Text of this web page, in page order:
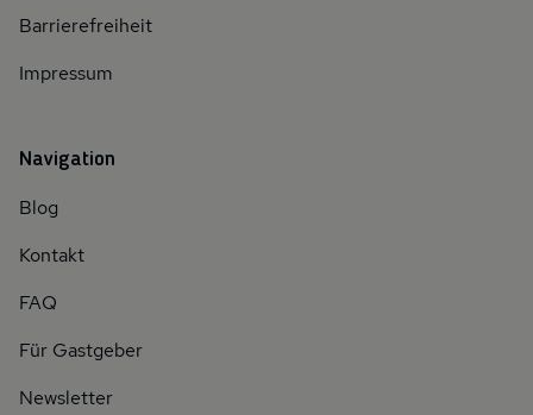
Barrierefreiheit
Impressum
Navigation
Blog
Kontakt
FAQ
Für Gastgeber
Newsletter